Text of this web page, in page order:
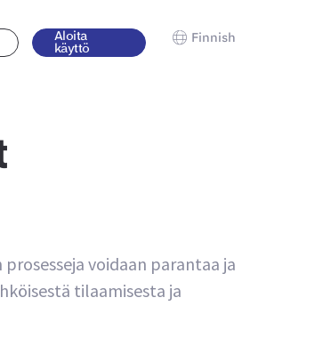
Aloita
käyttö
Finnish
voidaan parantaa ja
tilaamisesta ja